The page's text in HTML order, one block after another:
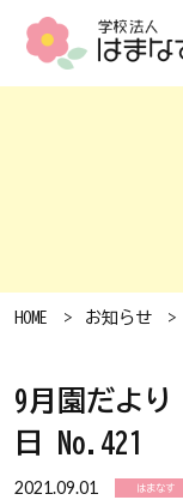
HOME お知らせ
9月園だより
日 No.421
2021.09.01 はまなす